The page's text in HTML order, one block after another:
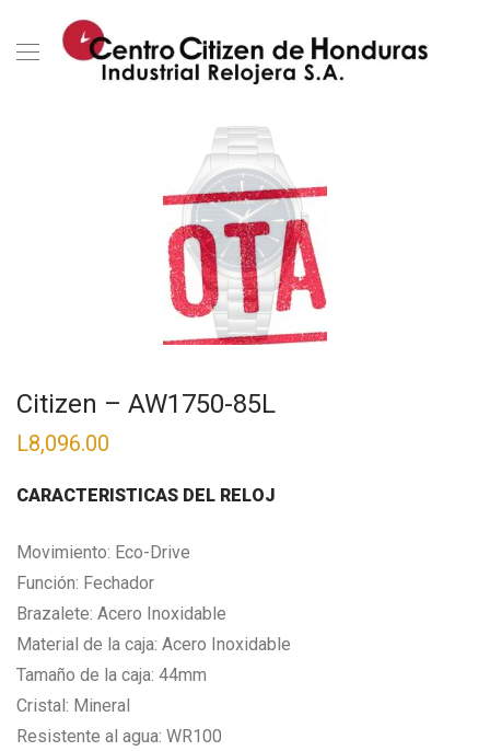
Citizen – AW1750-85L
L8,096.00
CARACTERISTICAS DEL RELOJ
Movimiento: Eco-Drive
Función: Fechador
Brazalete: Acero Inoxidable
Material de la caja: Acero Inoxidable
Tamaño de la caja: 44mm
Cristal: Mineral
Resistente al agua: WR100